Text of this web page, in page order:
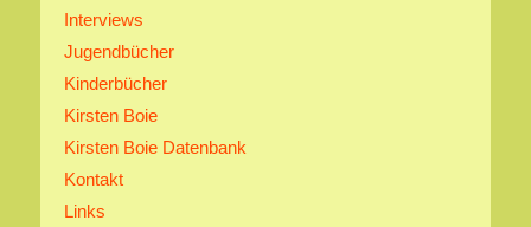
Interviews
Jugendbücher
Kinderbücher
Kirsten Boie
Kirsten Boie Datenbank
Kontakt
Links